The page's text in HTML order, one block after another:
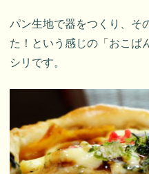
パン生地で器をつくり、そ
た！という感じの「おこぱ
シリです。